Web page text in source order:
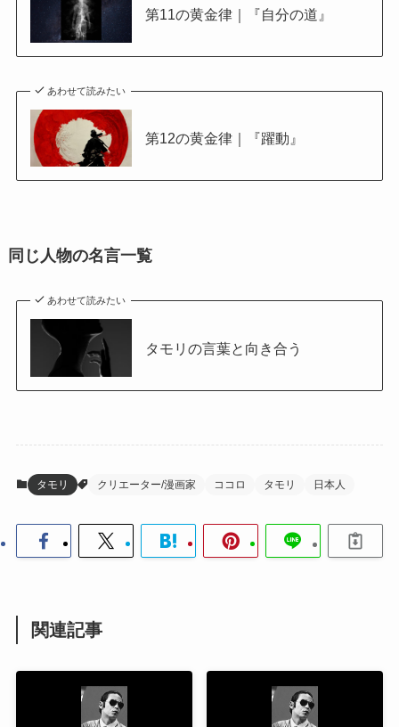
第11の黄金律｜『自分の道』
あわせて読みたい
第12の黄金律｜『躍動』
同じ人物の名言一覧
あわせて読みたい
タモリの言葉と向き合う
タモリ クリエーター/漫画家 ココロ タモリ 日本人
関連記事